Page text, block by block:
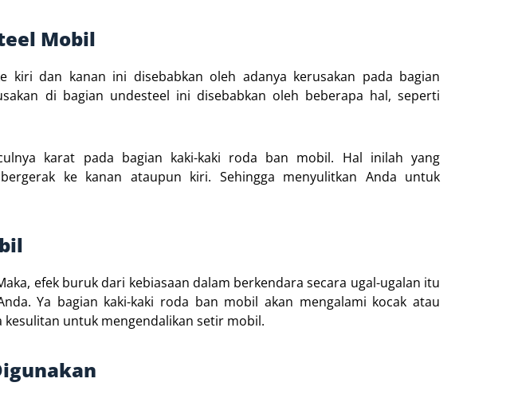
Mobil
kiri dan kanan ini disebabkan oleh adanya kerusakan pada bagian
di bagian undesteel ini disebabkan oleh beberapa hal, seperti
karat pada bagian kaki-kaki roda ban mobil. Hal inilah yang
ke kanan ataupun kiri. Sehingga menyulitkan Anda untuk
efek buruk dari kebiasaan dalam berkendara secara ugal-ugalan itu
Ya bagian kaki-kaki roda ban mobil akan mengalami kocak atau
untuk mengendalikan setir mobil.